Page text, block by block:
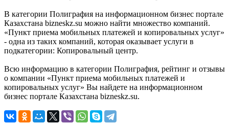
В категории Полиграфия на информационном бизнес портале
Казахстана bizneskz.su можно найти множество компаний.
«Пункт приема мобильных платежей и копировальных услуг»
- одна из таких компаний, которая оказывает услуги в
подкатегории: Копировальный центр.
Всю информацию в категории Полиграфия, рейтинг и отзывы
о компании «Пункт приема мобильных платежей и
копировальных услуг» Вы найдете на информационном
бизнес портале Казахстана bizneskz.su.